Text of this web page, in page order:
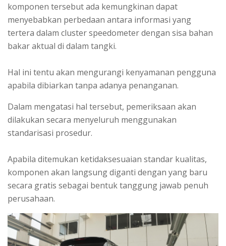
komponen tersebut ada kemungkinan dapat
menyebabkan perbedaan antara informasi yang
tertera dalam cluster speedometer dengan sisa bahan
bakar aktual di dalam tangki.
Hal ini tentu akan mengurangi kenyamanan pengguna
apabila dibiarkan tanpa adanya penanganan.
Dalam mengatasi hal tersebut, pemeriksaan akan
dilakukan secara menyeluruh menggunakan
standarisasi prosedur.
Apabila ditemukan ketidaksesuaian standar kualitas,
komponen akan langsung diganti dengan yang baru
secara gratis sebagai bentuk tanggung jawab penuh
perusahaan.